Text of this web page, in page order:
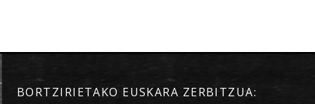
BORTZIRIETAKO EUSKARA ZERBITZUA: